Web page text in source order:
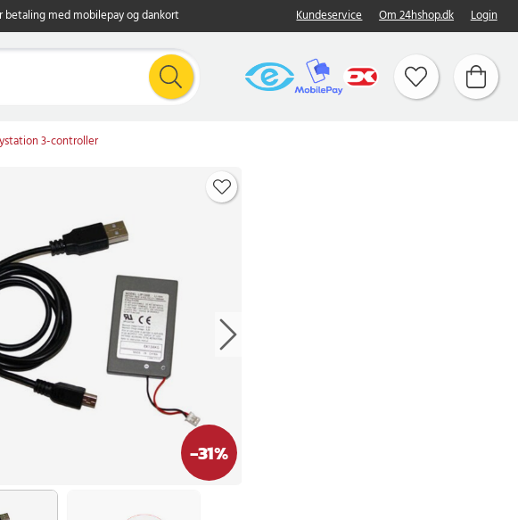
betaling med mobilepay og dankort Kundeservice Om 24hshop.dk Login
3-controller
-31%